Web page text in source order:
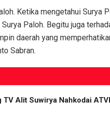
Ketika mengetahui Surya
Paloh. Begitu juga
daerah yang
Sabran.
Alit Suwirya Nahkodai